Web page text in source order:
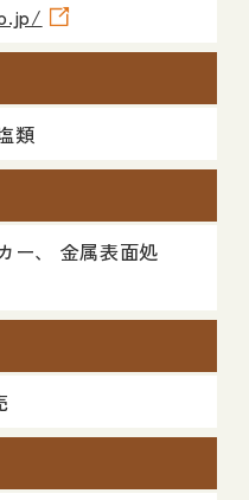
類
ー、 金属表面処